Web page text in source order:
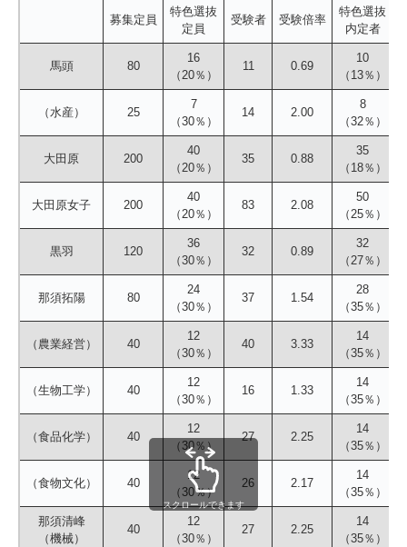
募集定員
特色選抜
定員
受験者 受験倍率
特色選抜
内定者
馬頭 80
16
（20％）
11 0.69
10
（13％）
（水産） 25
7
（30％）
14 2.00
8
（32％）
大田原 200
40
（20％）
35 0.88
35
（18％）
大田原女子 200
40
（20％）
83 2.08
50
（25％）
黒羽 120
36
（30％）
32 0.89
32
（27％）
那須拓陽 80
24
（30％）
37 1.54
28
（35％）
（農業経営） 40
12
（30％）
40 3.33
14
（35％）
（生物工学） 40
12
（30％）
16 1.33
14
（35％）
（食品化学） 40
12
（30％）
27 2.25
14
（35％）
（食物文化） 40
12
（30％）
26 2.17
14
（35％）
那須清峰
（機械）
40
12
（30％）
27 2.25
14
（35％）
スクロールできます